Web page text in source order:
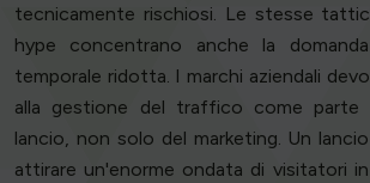
tecnicamente rischiosi. Le stesse
hype concentrano anche la
temporale ridotta. I marchi aziendali
alla gestione del traffico come parte
lancio, non solo del marketing. Un
attirare un'enorme ondata di visitatori